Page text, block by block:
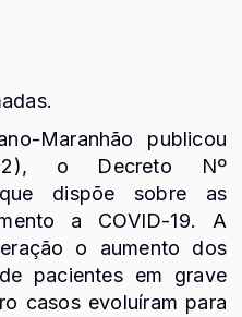
Maranhão publicou
o Decreto Nº
que dispõe sobre as
a COVID-19. A
o aumento dos
pacientes em grave
casos evoluíram para